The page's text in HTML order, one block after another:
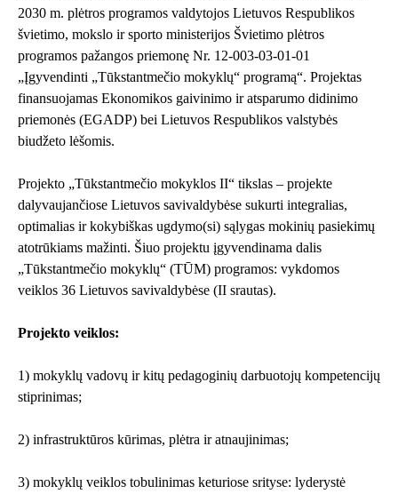
2030 m. plėtros programos valdytojos Lietuvos Respublikos
švietimo, mokslo ir sporto ministerijos Švietimo plėtros
programos pažangos priemonę Nr. 12-003-03-01-01
„Įgyvendinti „Tūkstantmečio mokyklų“ programą“. Projektas
finansuojamas Ekonomikos gaivinimo ir atsparumo didinimo
priemonės (EGADP) bei Lietuvos Respublikos valstybės
biudžeto lėšomis.
Projekto „Tūkstantmečio mokyklos II“ tikslas – projekte
dalyvaujančiose Lietuvos savivaldybėse sukurti integralias,
optimalias ir kokybiškas ugdymo(si) sąlygas mokinių pasiekimų
atotrūkiams mažinti. Šiuo projektu įgyvendinama dalis
„Tūkstantmečio mokyklų“ (TŪM) programos: vykdomos
veiklos 36 Lietuvos savivaldybėse (II srautas).
Projekto veiklos:
1) mokyklų vadovų ir kitų pedagoginių darbuotojų kompetencijų
stiprinimas;
2) infrastruktūros kūrimas, plėtra ir atnaujinimas;
3) mokyklų veiklos tobulinimas keturiose srityse: lyderystė